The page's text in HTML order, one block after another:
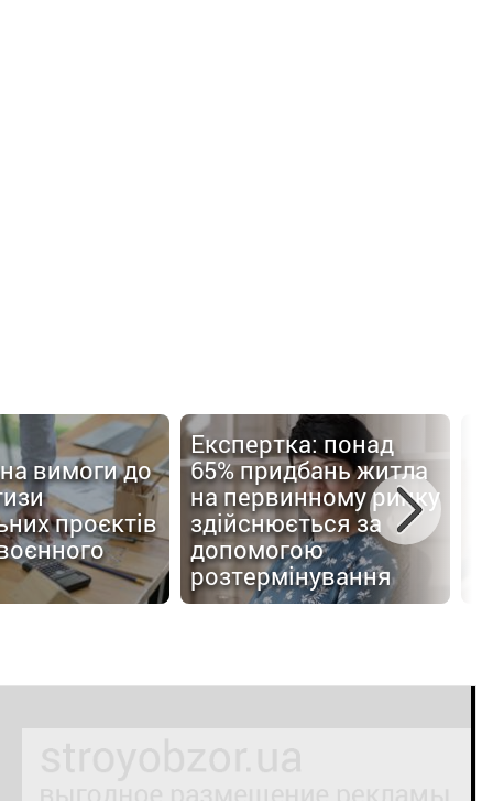
вимоги до
проєктів
Експертка: понад
65% придбань житла
на первинному ринку
здійснюється за
допомогою
розтермінування